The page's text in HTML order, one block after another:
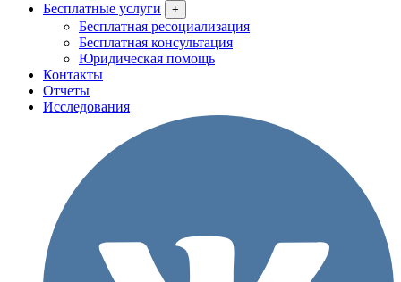
Бесплатные услуги
+
Бесплатная ресоциализация
Бесплатная консультация
Юридическая помощь
Контакты
Отчеты
Исследования